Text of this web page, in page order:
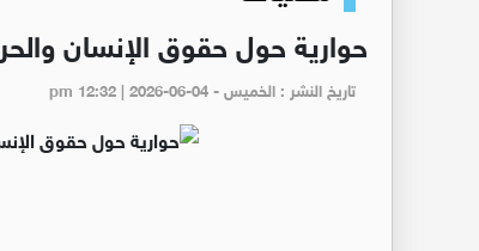
حوارية حول حقوق الإنسان
تاريخ النشر : الخميس - pm 12:32 | 2026-06-04